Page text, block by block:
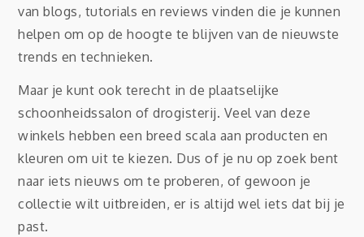
van blogs, tutorials en reviews vinden die je kunnen
helpen om op de hoogte te blijven van de nieuwste
trends en technieken.
Maar je kunt ook terecht in de plaatselijke
schoonheidssalon of drogisterij. Veel van deze
winkels hebben een breed scala aan producten en
kleuren om uit te kiezen. Dus of je nu op zoek bent
naar iets nieuws om te proberen, of gewoon je
collectie wilt uitbreiden, er is altijd wel iets dat bij je
past.